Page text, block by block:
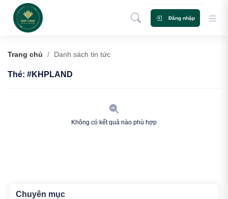
Đăng nhập
Trang chủ / Danh sách tin tức
Thẻ: #KHPLAND
Không có kết quả nào phù hợp
Chuyên mục